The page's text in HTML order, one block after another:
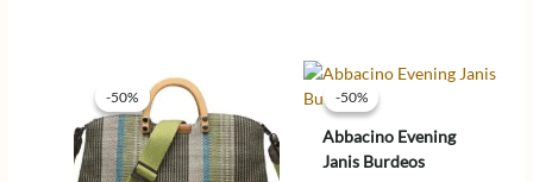
79,00 €.
95,00 €.47,50 €.
-50%
-50% -50%
-50%
Abbacino Evening
Janis Burdeos